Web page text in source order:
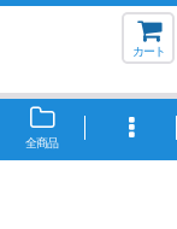
カート
全商品